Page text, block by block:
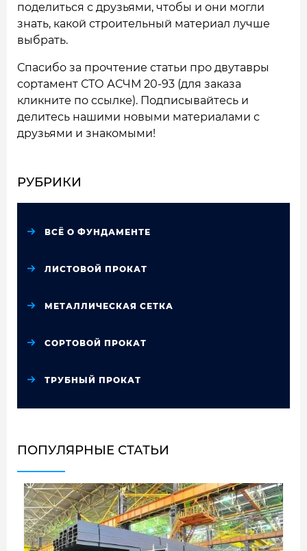
поделиться с друзьями, чтобы и они могли
знать, какой строительный материал лучше
выбрать.
Спасибо за прочтение статьи про двутавры
сортамент СТО АСЧМ 20-93 (для заказа
кликните по ссылке). Подписывайтесь и
делитесь нашими новыми материалами с
друзьями и знакомыми!
РУБРИКИ
ВСЁ О ФУНДАМЕНТЕ
ЛИСТОВОЙ ПРОКАТ
МЕТАЛЛИЧЕСКАЯ СЕТКА
СОРТОВОЙ ПРОКАТ
ТРУБНЫЙ ПРОКАТ
ПОПУЛЯРНЫЕ СТАТЬИ